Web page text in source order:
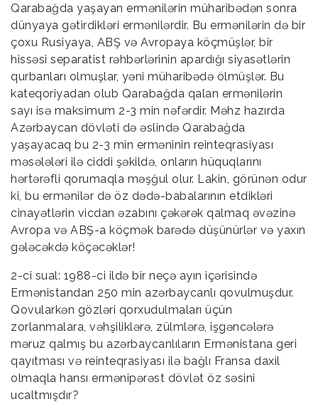
Qarabağda yaşayan ermənilərin müharibədən sonra
dünyaya gətirdikləri ermənilərdir. Bu ermənilərin də bir
çoxu Rusiyaya, ABŞ və Avropaya köçmüşlər, bir
hissəsi separatist rəhbərlərinin apardığı siyasətlərin
qurbanları olmuşlar, yəni müharibədə ölmüşlər. Bu
kateqoriyadan olub Qarabağda qalan ermənilərin
sayı isə maksimum 2-3 min nəfərdir. Məhz hazırda
Azərbaycan dövləti də əslində Qarabağda
yaşayacaq bu 2-3 min erməninin reinteqrasiyası
məsələləri ilə ciddi şəkildə, onların hüquqlarını
hərtərəfli qorumaqla məşğul olur. Lakin, görünən odur
ki, bu ermənilər də öz dədə-babalarının etdikləri
cinayətlərin vicdan əzabını çəkərək qalmaq əvəzinə
Avropa və ABŞ-a köçmək barədə düşünürlər və yaxın
gələcəkdə köçəcəklər!
2-ci sual: 1988-ci ildə bir neçə ayın içərisində
Ermənistandan 250 min azərbaycanlı qovulmuşdur.
Qovularkən gözləri qorxudulmaları üçün
zorlanmalara, vəhşiliklərə, zülmlərə, işgəncələrə
məruz qalmış bu azərbaycanlıların Ermənistana geri
qayıtması və reinteqrasiyası ilə bağlı Fransa daxil
olmaqla hansı ermənipərəst dövlət öz səsini
ucaltmışdır?